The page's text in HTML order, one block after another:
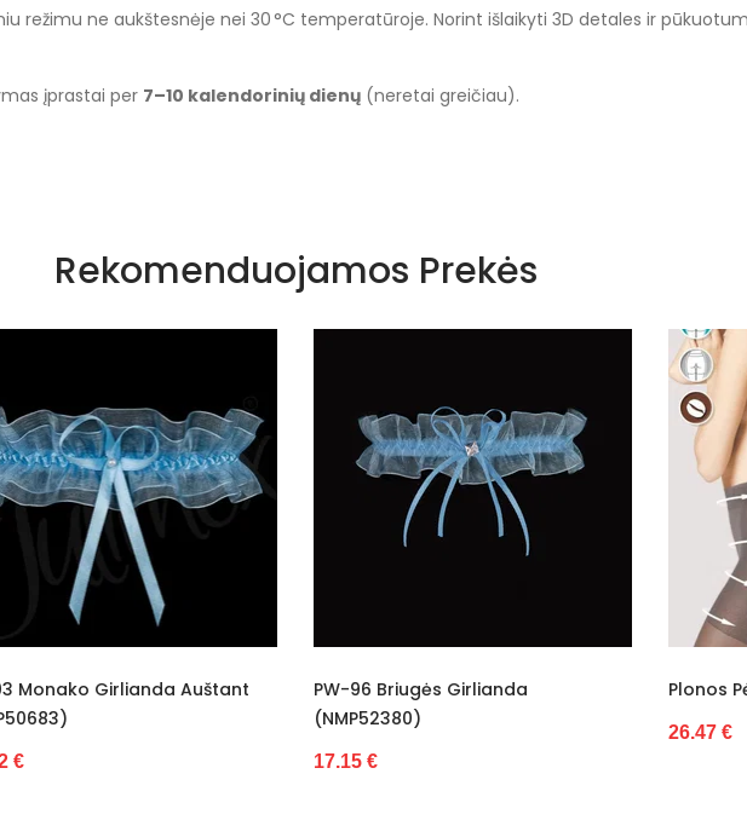
režimu ne aukštesnėje nei 30 °C temperatūroje. Norint išlaikyti 3D detales ir
įprastai per 7–10 kalendorinių dienų(neretai greičiau).
Rekomenduojamos Prekės
Auštant
PW-96 Briugės Girlianda
Plonos Pėdkelnės 40